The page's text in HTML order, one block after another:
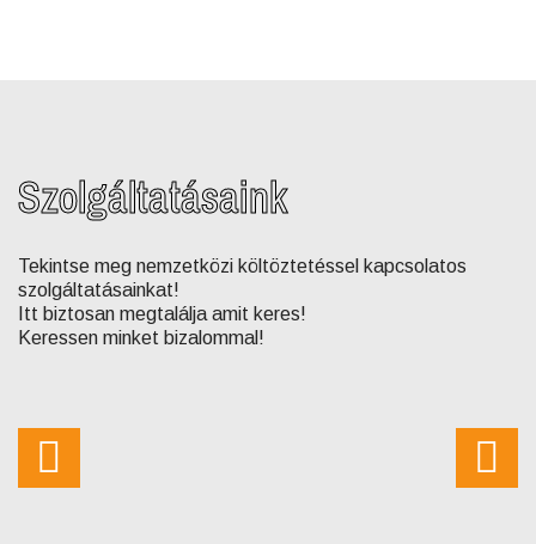
Szolgáltatásaink
Tekintse meg nemzetközi költöztetéssel kapcsolatos
szolgáltatásainkat!
Itt biztosan megtalálja amit keres!
Keressen minket bizalommal!